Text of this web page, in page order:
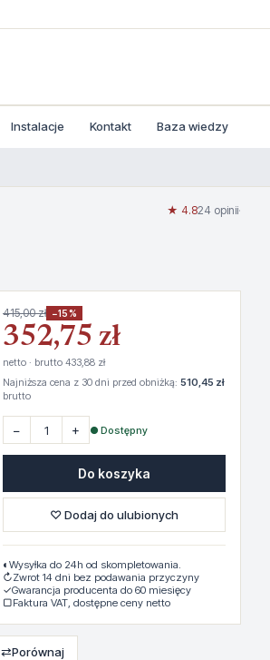
Instalacje Kontakt Baza wiedzy
★ 4.824 opinii·
415,00 zł −15%
352,75 zł
netto · brutto 433,88 zł
Najniższa cena z 30 dni przed obniżką: 510,45 zł
brutto
− + ● Dostępny
Do koszyka
♡ Dodaj do ulubionych
◐ Wysyłka do 24h od skompletowania.
↻Zwrot 14 dni bez podawania przyczyny
✓Gwarancja producenta do 60 miesięcy
▢Faktura VAT, dostępne ceny netto
⇄Porównaj